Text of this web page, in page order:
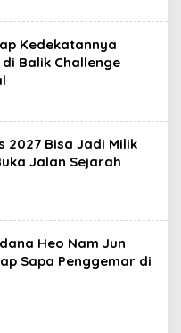
Kedekatannya
Balik Challenge
2027 Bisa Jadi Milik
Jalan Sejarah
Heo Nam Jun
Sapa Penggemar di